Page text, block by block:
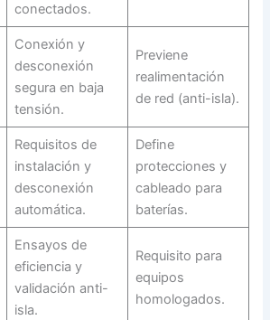
conectados.
Conexión y
desconexión
segura en baja
tensión.
Previene
realimentación
de red (anti-isla).
Requisitos de
instalación y
desconexión
automática.
Define
protecciones y
cableado para
baterías.
Ensayos de
eficiencia y
validación anti-
isla.
Requisito para
equipos
homologados.